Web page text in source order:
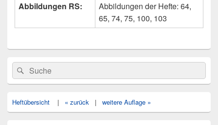
Abbildungen RS:
Abbildungen der Hefte: 64,
65, 74, 75, 100, 103
Primärer
Seitenleisten
Widget-
Bereich
Search
for:
Suche
Heftübersicht | « zurück | weitere Auflage »